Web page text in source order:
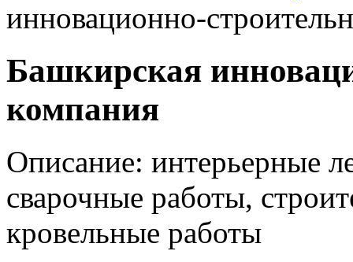
инновационно-
Башкирская
компания
Описание: интерьерные
сварочные работы,
кровельные работы